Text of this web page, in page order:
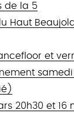
de la 5
Haut
et
samedi
20h30 et 16